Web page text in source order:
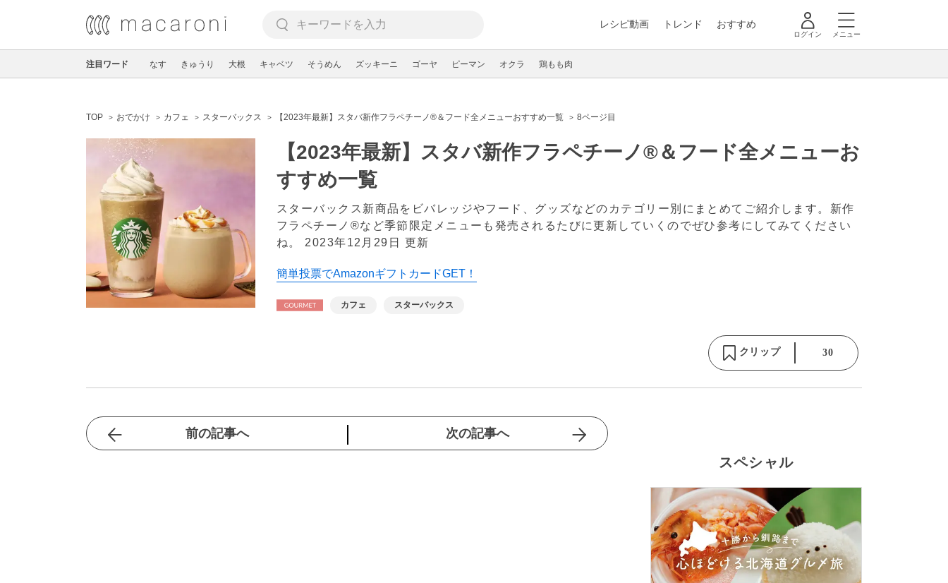
レシピ動画 トレンド おすすめ
ログイン メニュー
注目ワード なす きゅうり 大根 キャベツ そうめん ズッキーニ ゴーヤ ピーマン オクラ 鶏もも肉
TOP おでかけ カフェ スターバックス 【2023年最新】スタバ新作フラペチーノ®＆フード全メニューおすすめ一覧 8ページ目
【2023年最新】スタバ新作フラペチーノ®＆フード全メニューお
すすめ一覧
スターバックス新商品をビバレッジやフード、グッズなどのカテゴリー別にまとめてご紹介します。新作
フラペチーノ®など季節限定メニューも発売されるたびに更新していくのでぜひ参考にしてみてください
ね。 2023年12月29日 更新
簡単投票でAmazonギフトカードGET！
カフェ スターバックス
クリップ 30
前の記事へ 次の記事へ
スペシャル